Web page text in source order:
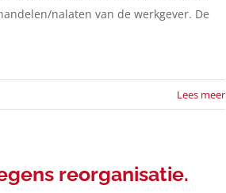
nalaten van de werkgever. De
Lees meer
reorganisatie.